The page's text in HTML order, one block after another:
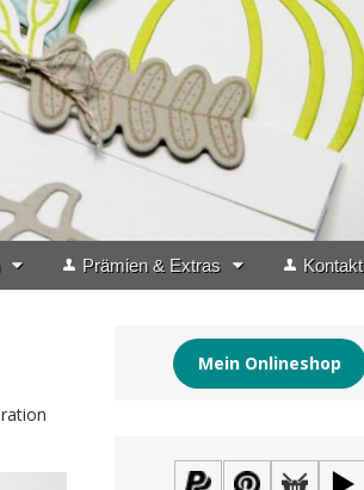
Prämien & Extras Kontakt
Mein Onlineshop